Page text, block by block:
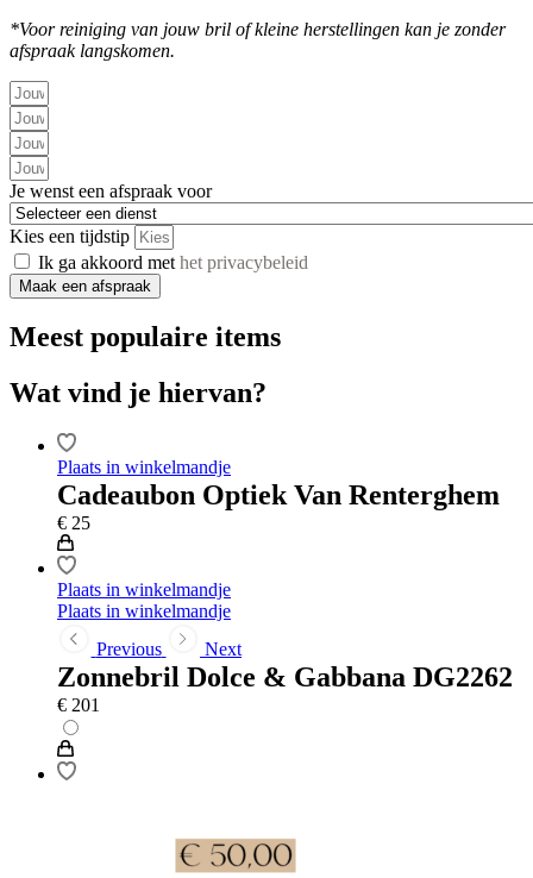
*Voor reiniging van jouw bril of kleine herstellingen kan je zonder
afspraak langskomen.
Je wenst een afspraak voor
Kies een tijdstip
Ik ga akkoord met het privacybeleid
Maak een afspraak
Meest populaire items
Wat vind je hiervan?
Plaats in winkelmandje
Cadeaubon Optiek Van Renterghem
€ 25
Plaats in winkelmandje
Plaats in winkelmandje
Previous
Next
Zonnebril Dolce & Gabbana DG2262
€ 201